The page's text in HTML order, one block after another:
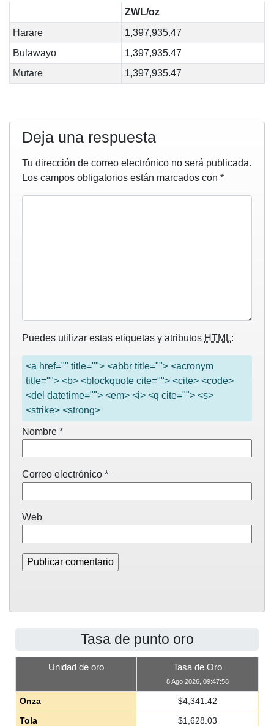
ZWL/oz
Harare
1,397,935.47
Bulawayo
1,397,935.47
Mutare
1,397,935.47
Deja una respuesta
Tu dirección de correo electrónico no será publicada.
Los campos obligatorios están marcados con *
Puedes utilizar estas etiquetas y atributos HTML:
<a href="" title=""> <abbr title=""> <acronym
title=""> <b> <blockquote cite=""> <cite> <code>
<del datetime=""> <em> <i> <q cite=""> <s>
<strike> <strong>
Nombre *
Correo electrónico *
Web
Tasa de punto oro
Unidad de oro Tasa de Oro
8 Ago 2026, 09:47:58
Onza $4,341.42
Tola
$1,628.03